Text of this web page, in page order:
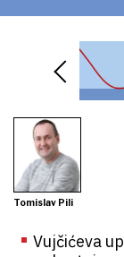
Tomislav Pili
Vujčićeva